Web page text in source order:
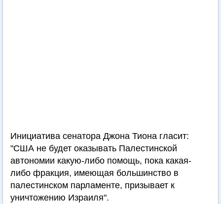
Инициатива сенатора Джона Тиона гласит:
"США не будет оказывать Палестинской
автономии какую-либо помощь, пока какая-
либо фракция, имеющая большинство в
палестинском парламенте, призывает к
уничтожению Израиля".